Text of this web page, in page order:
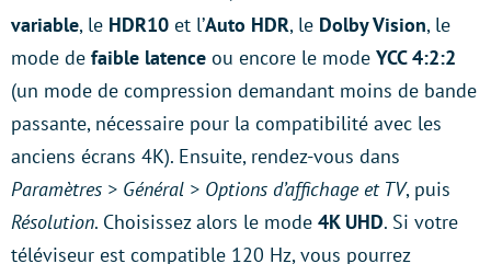
variable, le HDR10 et l’Auto HDR, le Dolby Vision, le
mode de faible latence ou encore le mode YCC 4:2:2
(un mode de compression demandant moins de bande
passante, nécessaire pour la compatibilité avec les
anciens écrans 4K). Ensuite, rendez-vous dans
Paramètres > Général > Options d’affichage et TV, puis
Résolution. Choisissez alors le mode 4K UHD. Si votre
téléviseur est compatible 120 Hz, vous pourrez